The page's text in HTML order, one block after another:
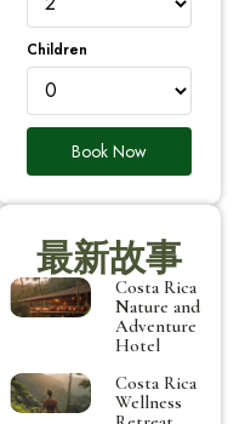
Children
Book Now
最新故事
Costa Rica
Nature and
Adventure
Hotel
Costa Rica
Wellness